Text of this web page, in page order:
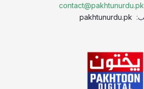
contact@pakhtunurdu.pk